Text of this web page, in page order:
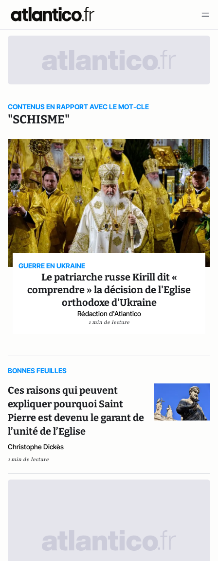
CONTENUS EN RAPPORT AVEC LE MOT-CLE
"SCHISME"
GUERRE EN UKRAINE
Le patriarche russe Kirill dit «
comprendre » la décision de l'Eglise
orthodoxe d'Ukraine
Rédaction d'Atlantico
1 min de lecture
BONNES FEUILLES
Ces raisons qui peuvent
expliquer pourquoi Saint
Pierre est devenu le garant de
l’unité de l’Eglise
Christophe Dickès
1 min de lecture